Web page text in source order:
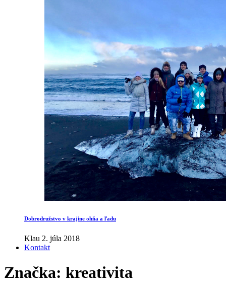
Dobrodružstvo v krajine ohňa a ľadu
Klau 2. júla 2018
Kontakt
Značka: kreativita